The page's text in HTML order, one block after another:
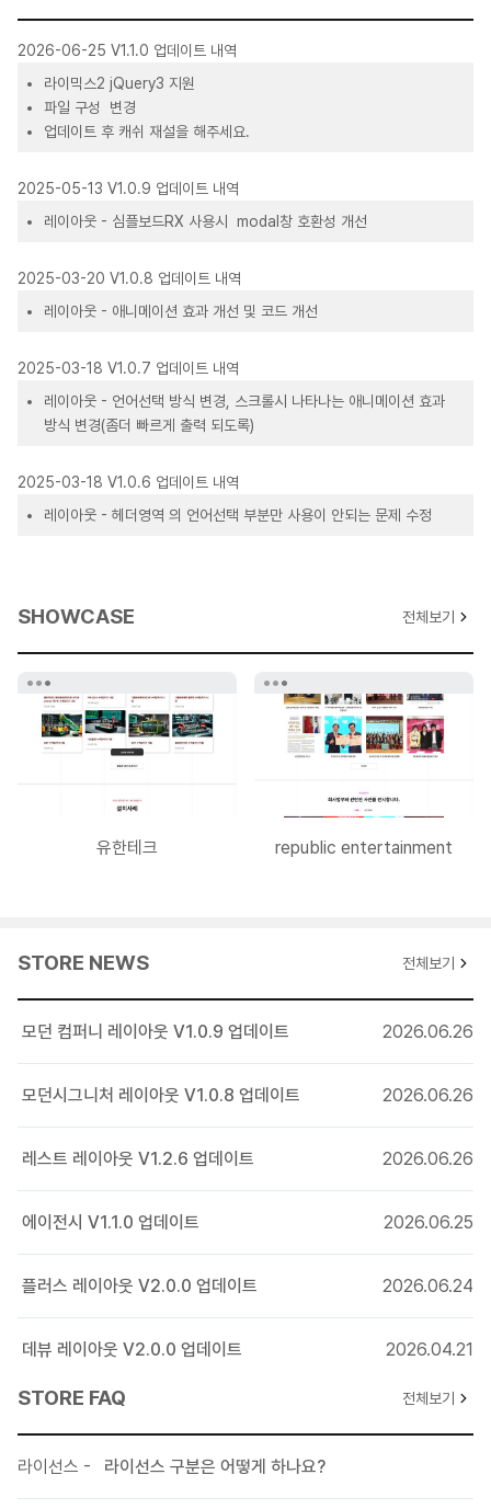
2026-06-25 V1.1.0 업데이트 내역
라이믹스2 jQuery3 지원
파일 구성 변경
업데이트 후 캐쉬 재설을 해주세요.
2025-05-13 V1.0.9 업데이트 내역
레이아웃 - 심플보드RX 사용시 modal창 호환성 개선
2025-03-20 V1.0.8 업데이트 내역
레이아웃 - 애니메이션 효과 개선 및 코드 개선
2025-03-18 V1.0.7 업데이트 내역
레이아웃 - 언어선택 방식 변경, 스크롤시 나타나는 애니메이션 효과
방식 변경(좀더 빠르게 출력 되도록)
2025-03-18 V1.0.6 업데이트 내역
레이아웃 - 헤더영역 의 언어선택 부분만 사용이 안되는 문제 수정
레이아웃 - 메인 서비스,멤버소개 슬라이드 개수를 자동으로 인식하여
적용되도록 수정
2024-10-28 V1.0.4 업데이트 내역
위젯 - 라이트박스 갤러리 사용시 게시물 링크 문제 수정, 게시물
정렬방식 수정
레이아웃 - 로고 이미지 사이즈 설정기능 추가
2024-09-03 V1.0.1 업데이트 내역
레이아웃 - 서브 설정에 공통으로 사용할 배경이미지 등록기능 추가
레이아웃 - 슬라이더의 내용이 중앙으로 치우치는 현상 수정
SHOWCASE 전체보기
유한테크 republic entertainment
STORE NEWS 전체보기
모던 컴퍼니 레이아웃 V1.0.9 업데이트 2026.06.26
모던시그니처 레이아웃 V1.0.8 업데이트 2026.06.26
레스트 레이아웃 V1.2.6 업데이트 2026.06.26
에이전시 V1.1.0 업데이트 2026.06.25
플러스 레이아웃 V2.0.0 업데이트 2026.06.24
데뷰 레이아웃 V2.0.0 업데이트 2026.04.21
STORE FAQ 전체보기
라이선스 - 라이선스 구분은 어떻게 하나요?